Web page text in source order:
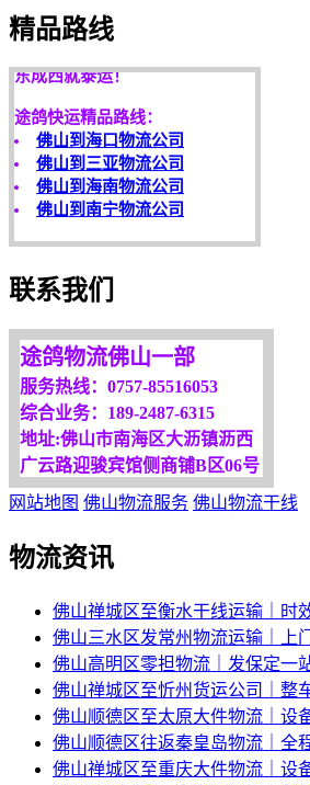
精品路线
天开地辟宏基，
东成西就泰运！
途鸽快运精品路线：
佛山到海口物流公司
佛山到三亚物流公司
佛山到海南物流公司
佛山到南宁物流公司
客户是永远的朋友，
服务是永恒的追求！
欢迎您光临！
我们将竭诚为你服务！
联系我们
途鸽物流佛山一部
服务热线：0757-85516053
综合业务：189-2487-6315
地址:佛山市南海区大沥镇沥西
广云路迎骏宾馆侧商铺B区06号
网站地图 佛山物流服务 佛山物流干线
物流资讯
佛山禅城区至衡水干线运输｜时
佛山三水区发常州物流运输｜上
佛山高明区零担物流｜发保定一
佛山禅城区至忻州货运公司｜整
佛山顺德区至太原大件物流｜设
佛山顺德区往返秦皇岛物流｜全
佛山禅城区至重庆大件物流｜设